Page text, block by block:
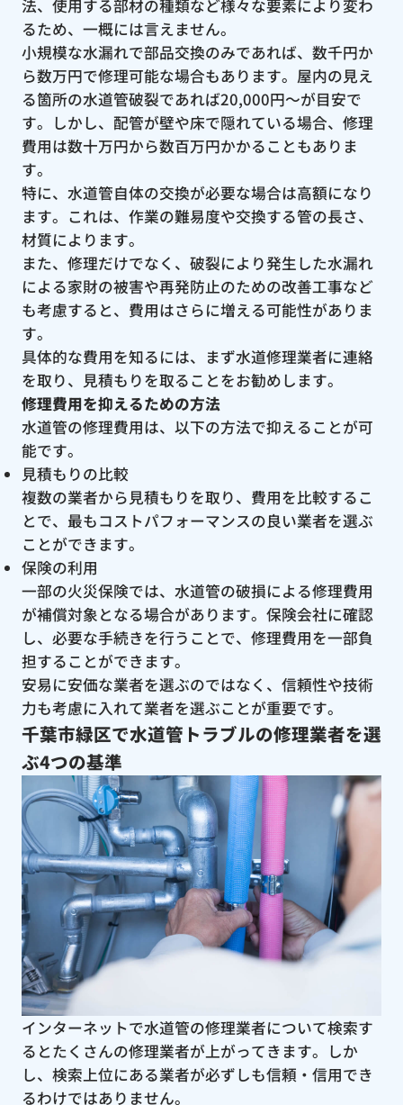
法、使用する部材の種類など様々な要素により変わ
るため、一概には言えません。
小規模な水漏れで部品交換のみであれば、数千円か
ら数万円で修理可能な場合もあります。屋内の見え
る箇所の水道管破裂であれば20,000円〜が目安で
す。しかし、配管が壁や床で隠れている場合、修理
費用は数十万円から数百万円かかることもありま
す。
特に、水道管自体の交換が必要な場合は高額になり
ます。これは、作業の難易度や交換する管の長さ、
材質によります。
また、修理だけでなく、破裂により発生した水漏れ
による家財の被害や再発防止のための改善工事など
も考慮すると、費用はさらに増える可能性がありま
す。
具体的な費用を知るには、まず水道修理業者に連絡
を取り、見積もりを取ることをお勧めします。
修理費用を抑えるための方法
水道管の修理費用は、以下の方法で抑えることが可
能です。
見積もりの比較
複数の業者から見積もりを取り、費用を比較するこ
とで、最もコストパフォーマンスの良い業者を選ぶ
ことができます。
保険の利用
一部の火災保険では、水道管の破損による修理費用
が補償対象となる場合があります。保険会社に確認
し、必要な手続きを行うことで、修理費用を一部負
担することができます。
安易に安価な業者を選ぶのではなく、信頼性や技術
力も考慮に入れて業者を選ぶことが重要です。
千葉市緑区で水道管トラブルの修理業者を選
ぶ4つの基準
インターネットで水道管の修理業者について検索す
るとたくさんの修理業者が上がってきます。しか
し、検索上位にある業者が必ずしも信頼・信用でき
るわけではありません。